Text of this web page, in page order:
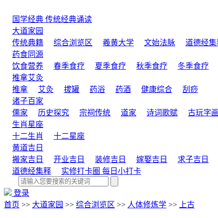
国学经典 传统经典诵读
大道家园
传统典籍
综合浏览区 羲黄大学 文始法脉
道德经集
药食同源
饮食营养
春季食疗 夏季食疗 秋季食疗 冬季食疗
推拿艾灸
推拿
艾灸 拔罐 药浴 药酒 健康综合
刮痧
诸子百家
儒家
历史探究 宗祠传统 道家 诗词歌赋 古玩字画
生肖星座
十二生肖
十二星座
黄道吉日
搬家吉日
开业吉日 装修吉日 嫁娶吉日
求子吉日
道德经集释
实修打卡圈 每日小打卡
登录
首页 >> 大道家园 >> 综合浏览区 >> 人体修炼学 >> 上古